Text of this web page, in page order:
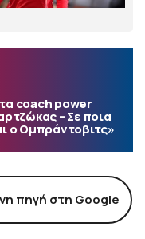
coach power
– Σε ποια
ο Ομπράντοβιτς»
πηγή στη Google